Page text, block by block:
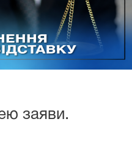
заяви.